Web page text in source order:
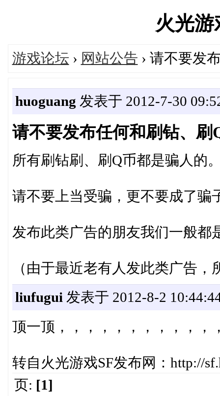
火光
游戏论坛 › 网站公告 › 请不要发
huoguang 发表于 2012-7-30
请不要发布任何和刷钻、刷
所有刷钻刷、刷Q币都是骗人的
请不要上当受骗，更不要成了骗
发布此类广告的朋友我们一般都
（由于最近老有人发此类广告
liufugui 发表于 2012-8-2
顶一顶，，，，，，，，，，，
转自火光游戏SF发布网：http://
页: [1]